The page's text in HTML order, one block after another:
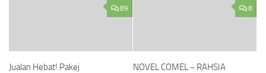
89
Jualan Hebat! Pakej
8
NOVEL COMEL ~ RAHSIA